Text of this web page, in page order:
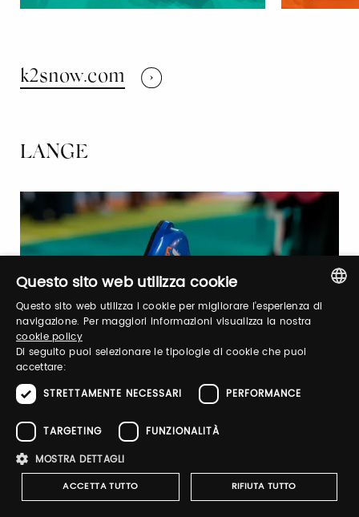
k2snow.com
LANGE
ITALIAN
Questo sito web utilizza cookie
Questo sito web utilizza i cookie per migliorare l'esperienza di
navigazione. Per maggiori informazioni visualizza la nostra
cookie policy
Di seguito puoi selezionare le tipologie di cookie che puoi
accettare:
STRETTAMENTE NECESSARI
PERFORMANCE
TARGETING
FUNZIONALITÀ
MOSTRA DETTAGLI
ACCETTA TUTTO RIFIUTA TUTTO